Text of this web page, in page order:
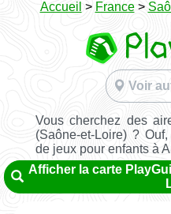
Accueil > France>
Voir
Vous cherchez des
(Saône-et-Loire) ?
de jeux pour enfants à
Afficher la carte